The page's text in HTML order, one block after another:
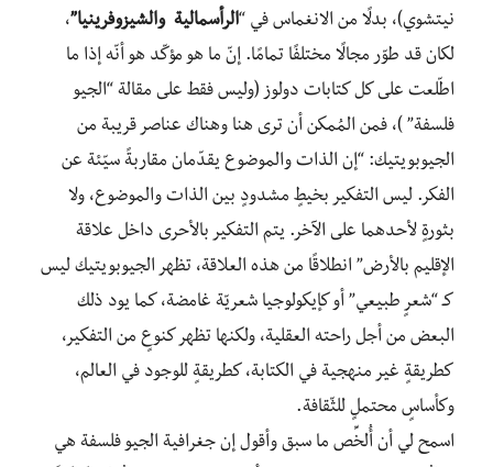
نيتشوي)، بدلًا من الانغماس في “الرأسمالية والشيزوفرينيا”،
لكان قد طوّر مجالًا مختلفًا تمامًا. إنّ ما هو مؤكّد هو أنّه إذا ما
اطّلعت على كل كتابات دولوز (وليس فقط على مقالة “الجيو
فلسفة” )، فمن المُمكن أن ترى هنا وهناك عناصر قريبة من
الجيوبويتيك: “إن الذات والموضوع يقدّمان مقاربةً سيّئة عن
الفكر. ليس التفكير بخيطٍ مشدودٍ بين الذات والموضوع، ولا
بثورةٍ لأحدهما على الآخر. يتم التفكير بالأحرى داخل علاقة
الإقليم بالأرض” انطلاقًا من هذه العلاقة، تظهر الجيوبويتيك ليس
كـ “شعرٍ طبيعي” أو كإيكولوجيا شعريّة غامضة، كما يود ذلك
البعض من أجل راحته العقلية، ولكنها تظهر كنوعٍ من التفكير،
كطريقةٍ غير منهجية في الكتابة، كطريقةٍ للوجود في العالم،
وكأساسٍ محتملٍ للثّقافة.
اسمح لي أن أُلخِّص ما سبق وأقول إن جغرافية الجيو فلسفة هي